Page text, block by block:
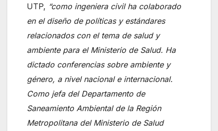
UTP, “como ingeniera civil ha colaborado
en el diseño de políticas y estándares
relacionados con el tema de salud y
ambiente para el Ministerio de Salud. Ha
dictado conferencias sobre ambiente y
género, a nivel nacional e internacional.
Como jefa del Departamento de
Saneamiento Ambiental de la Región
Metropolitana del Ministerio de Salud